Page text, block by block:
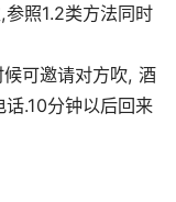
照1.2类方法同时
可邀请对方吹, 酒
.10分钟以后回来